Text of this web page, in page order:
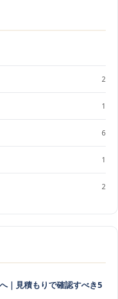
2
1
6
1
2
｜見積もりで確認すべき5